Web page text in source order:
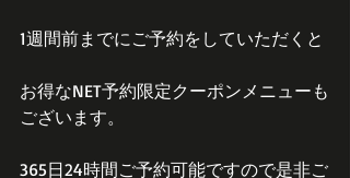
1週間前までにご予約をしていただくと
お得なNET予約限定クーポンメニューも
ございます。
365日24時間ご予約可能ですので是非ご